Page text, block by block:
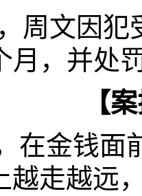
周文因
月，并处
【
在金钱面
越走越远